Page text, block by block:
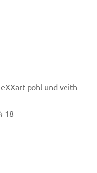
pohl und veith
18